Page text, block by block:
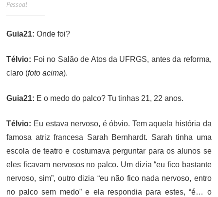
Pessoal
Guia21:Onde foi?
Télvio: Foi no Salão de Atos da UFRGS, antes da reforma,
claro (foto acima).
Guia21: E o medo do palco? Tu tinhas 21, 22 anos.
Télvio: Eu estava nervoso, é óbvio. Tem aquela história da
famosa atriz francesa Sarah Bernhardt. Sarah tinha uma
escola de teatro e costumava perguntar para os alunos se
eles ficavam nervosos no palco. Um dizia “eu fico bastante
nervoso, sim”, outro dizia “eu não fico nada nervoso, entro
no palco sem medo” e ela respondia para estes, “é… o